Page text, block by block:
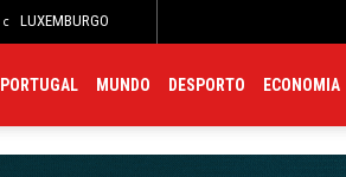
C LUXEMBURGO
PORTUGAL MUNDO DESPORTO ECONOMIA